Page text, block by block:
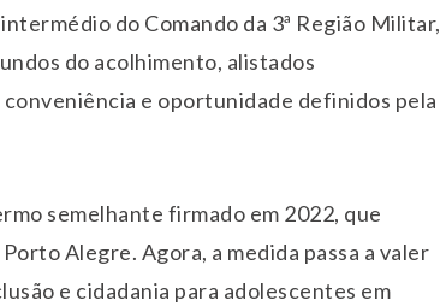
do Comando da 3ª Região Militar,
do acolhimento, alistados
e oportunidade definidos pela
semelhante firmado em 2022, que
Alegre. Agora, a medida passa a valer
e cidadania para adolescentes em